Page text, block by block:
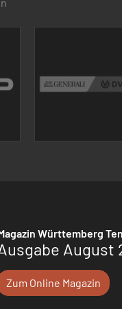
Württemberg
August
Zum Online Magazin